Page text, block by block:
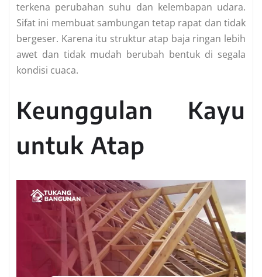
terkena perubahan suhu dan kelembapan udara.
Sifat ini membuat sambungan tetap rapat dan tidak
bergeser. Karena itu struktur atap baja ringan lebih
awet dan tidak mudah berubah bentuk di segala
kondisi cuaca.
Keunggulan Kayu
untuk Atap